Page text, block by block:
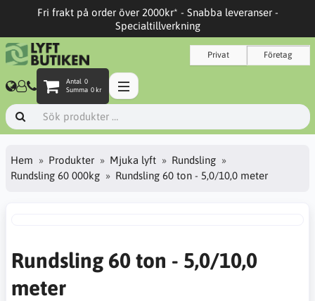
Fri frakt på order över 2000kr* - Snabba leveranser -
Specialtillverkning
Privat Företag
Antal 0
Summa 0 kr
Hem Produkter Mjuka lyft
Rundsling
Rundsling 60 000kg
Rundsling 60 ton - 5,0/10,0 meter
Rundsling 60 ton - 5,0/10,0
meter